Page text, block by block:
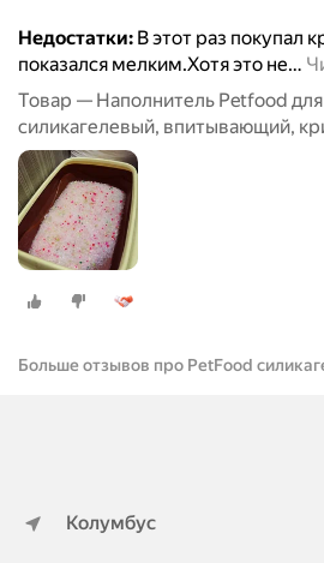
Недостатки: В этот раз покупал
показался мелким.Хотя это не…
Товар — Наполнитель Petfood
силикагелевый, впитывающий,
красные гранулы, 20 кг, 50 л.
Больше отзывов про PetFood
Колумбус